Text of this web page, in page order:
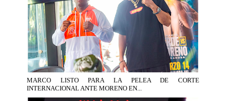
MARCO LISTO PARA LA PELEA DE CORTE
INTERNACIONAL ANTE MORENO EN...